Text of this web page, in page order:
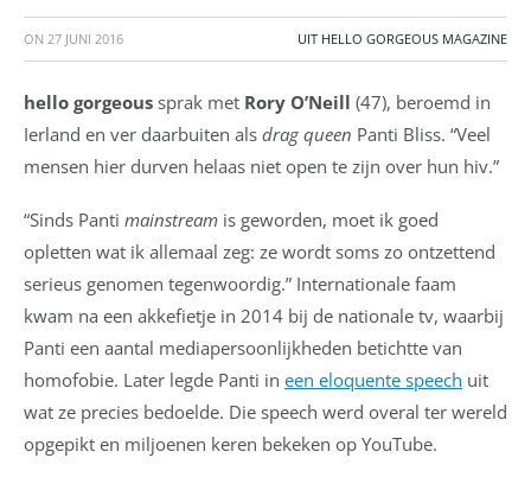
ON 27 JUNI 2016 UIT HELLO GORGEOUS MAGAZINE
hello gorgeous sprak met Rory O’Neill (47), beroemd in
Ierland en ver daarbuiten als drag queen Panti Bliss. “Veel
mensen hier durven helaas niet open te zijn over hun hiv.”
“Sinds Panti mainstream is geworden, moet ik goed
opletten wat ik allemaal zeg: ze wordt soms zo ontzettend
serieus genomen tegenwoordig.” Internationale faam
kwam na een akkefietje in 2014 bij de nationale tv, waarbij
Panti een aantal mediapersoonlijkheden betichtte van
homofobie. Later legde Panti in een eloquente speech uit
wat ze precies bedoelde. Die speech werd overal ter wereld
opgepikt en miljoenen keren bekeken op YouTube.